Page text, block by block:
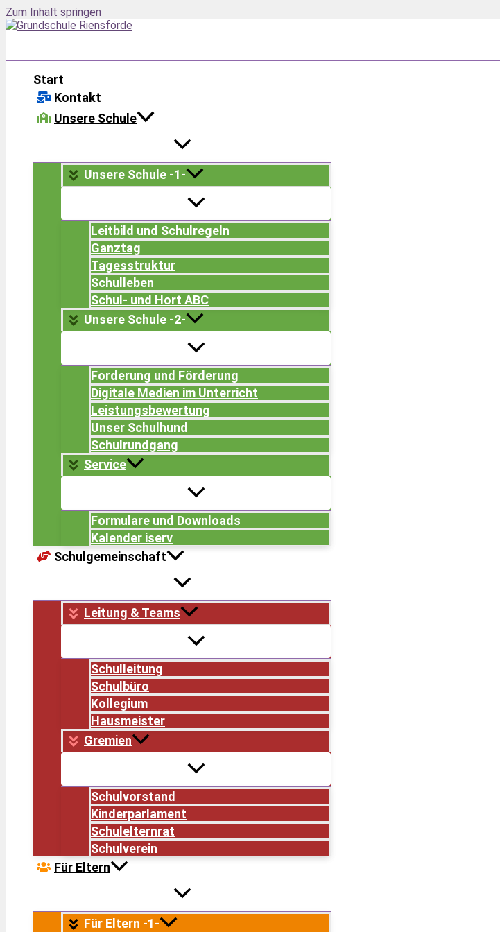
Zum Inhalt springen
Start
Kontakt
Unsere Schule
Unsere Schule -1-
Leitbild und Schulregeln
Ganztag
Tagesstruktur
Schulleben
Schul- und Hort ABC
Unsere Schule -2-
Forderung und Förderung
Digitale Medien im Unterricht
Leistungsbewertung
Unser Schulhund
Schulrundgang
Service
Formulare und Downloads
Kalender iserv
Schulgemeinschaft
Leitung & Teams
Schulleitung
Schulbüro
Kollegium
Hausmeister
Gremien
Schulvorstand
Kinderparlament
Schulelternrat
Schulverein
Für Eltern
Für Eltern -1-